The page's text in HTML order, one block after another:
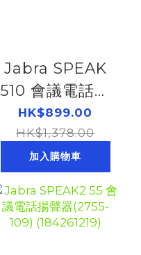
Jabra SPEAK
510 會議電話揚
聲器 (7510-109)
HK$899.00
HK$1,378.00
加入購物車